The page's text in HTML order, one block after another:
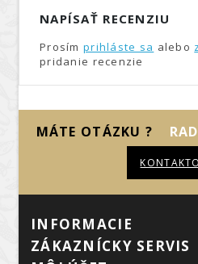
NAPÍSAŤ RECENZIU
Prosím prihláste sa alebo
pridanie recenzie
MÁTE OTÁZKU ?
INFORMÁCIE
ZÁKAZNÍCKY SERVIS